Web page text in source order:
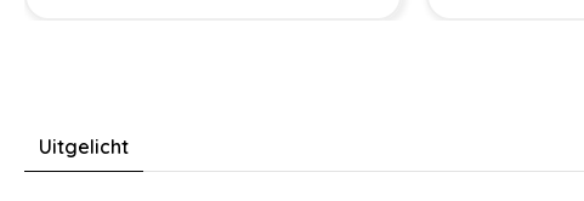
Uitgelicht